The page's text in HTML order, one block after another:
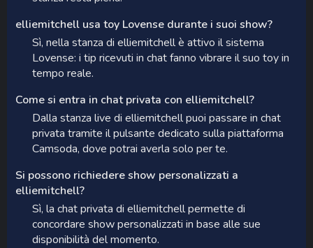
elliemitchell usa toy Lovense durante i suoi show?
Sì, nella stanza di elliemitchell è attivo il sistema
Lovense: i tip ricevuti in chat fanno vibrare il suo toy in
tempo reale.
Come si entra in chat privata con elliemitchell?
Dalla stanza live di elliemitchell puoi passare in chat
privata tramite il pulsante dedicato sulla piattaforma
Camsoda, dove potrai averla solo per te.
Si possono richiedere show personalizzati a
elliemitchell?
Sì, la chat privata di elliemitchell permette di
concordare show personalizzati in base alle sue
disponibilità del momento.